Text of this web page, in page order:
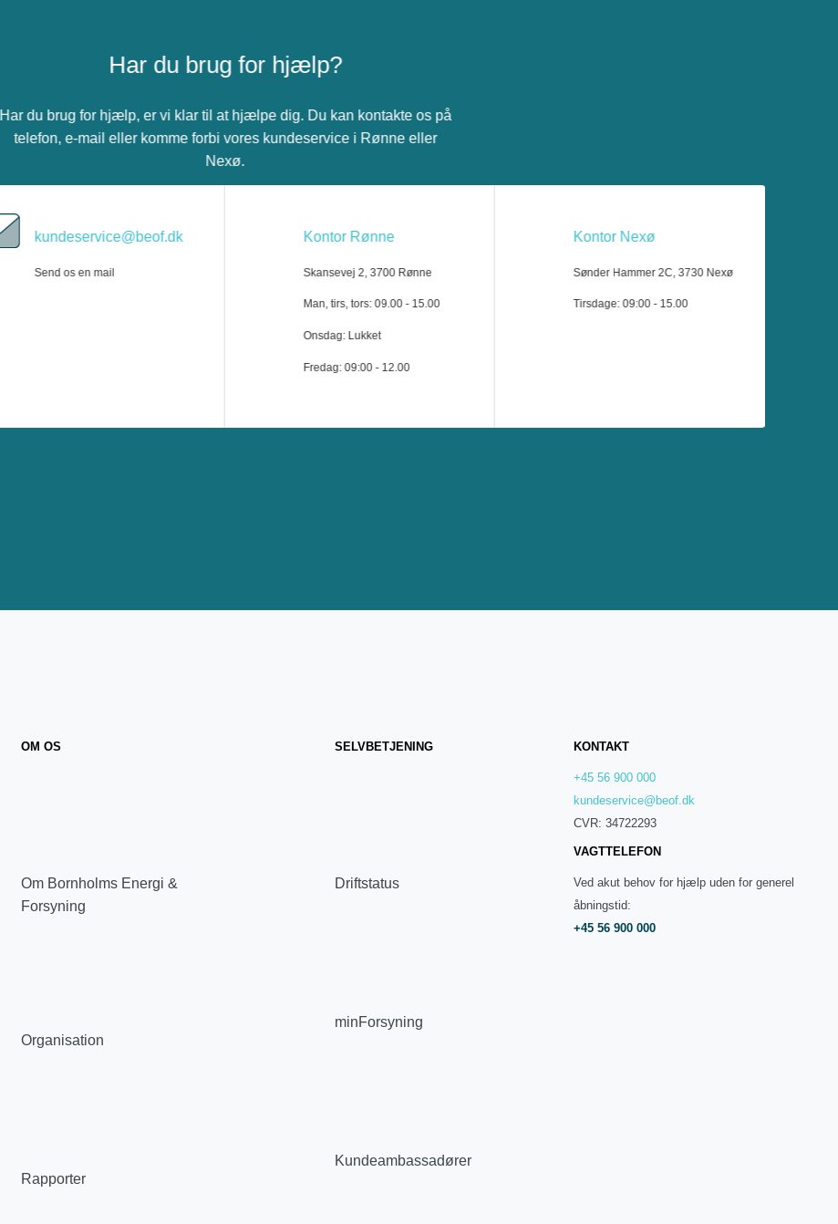
Har du brug for hjælp?
Har du brug for hjælp, er vi klar til at hjælpe dig. Du kan kontakte os på
telefon, e-mail eller komme forbi vores kundeservice i Rønne eller
Nexø.
kundeservice@beof.dk
Send os en mail
Kontor Rønne
Skansevej 2, 3700 Rønne
Man, tirs, tors: 09.00 - 15.00
Onsdag: Lukket
Fredag: 09:00 - 12.00
Kontor Nexø
Sønder Hammer 2C, 3730 Nexø
Tirsdage: 09:00 - 15.00
OM OS
Om Bornholms Energi &
Forsyning
Organisation
Rapporter
SELVBETJENING
Driftstatus
minForsyning
Kundeambassadører
KONTAKT
+45 56 900 000
kundeservice@beof.dk
CVR: 34722293
VAGTTELEFON
Ved akut behov for hjælp uden for generel
åbningstid:
+45 56 900 000